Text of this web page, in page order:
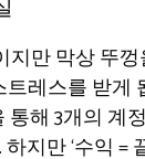
지만 막상 뚜껑
레스를 받게
해 3개의 계
지만 ‘수익 =